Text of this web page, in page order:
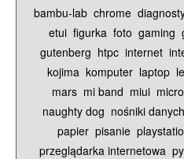
bambu-lab chrome
etui figurka foto gaming
gutenberg htpc internet
kojima komputer laptop
mars mi band miui
naughty dog nośniki danych
papier pisanie
przeglądarka internetowa